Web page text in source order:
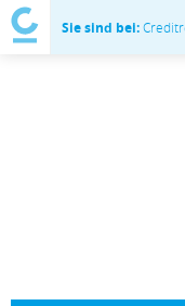
Sie sind bei: